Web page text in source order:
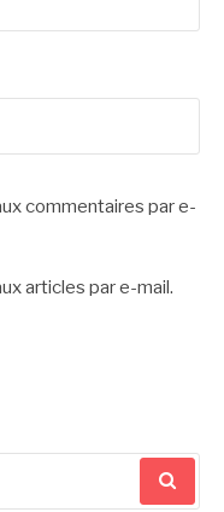
commentaires par e-
articles par e-mail.